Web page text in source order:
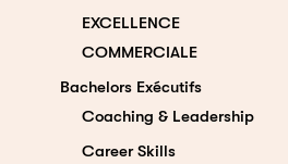
EXCELLENCE
COMMERCIALE
Bachelors Exécutifs
Coaching & Leadership
Career Skills